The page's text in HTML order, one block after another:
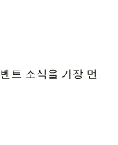
트 소식을 가장 먼